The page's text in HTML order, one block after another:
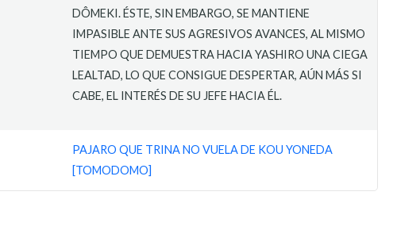
DÔMEKI. ÉSTE, SIN EMBARGO, SE MANTIENE
IMPASIBLE ANTE SUS AGRESIVOS AVANCES, AL MISMO
TIEMPO QUE DEMUESTRA HACIA YASHIRO UNA CIEGA
LEALTAD, LO QUE CONSIGUE DESPERTAR, AÚN MÁS SI
CABE, EL INTERÉS DE SU JEFE HACIA ÉL.
PAJARO QUE TRINA NO VUELA DE KOU YONEDA
[TOMODOMO]